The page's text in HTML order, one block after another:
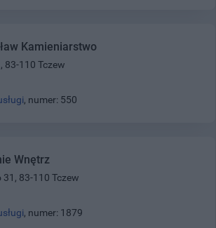
Kamieniarstwo
83-110 Tczew
, numer: 550
Wnętrz
31, 83-110 Tczew
, numer: 1879